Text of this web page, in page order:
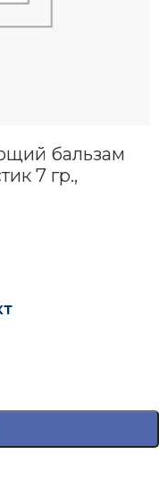
бальзам
7 гр.,